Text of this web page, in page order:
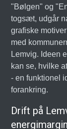
"Bølgen" og
togsæt, udgår
grafiske
med
Lemvig. Ideen
kan se, hvilke
- en funktionel
forankring.
Drift på